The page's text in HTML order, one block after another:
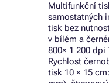
Multifunkční
samostatných
tisk bez
v bílém a
800× 1 200 dpi
Rychlost
tisk 10 × 15